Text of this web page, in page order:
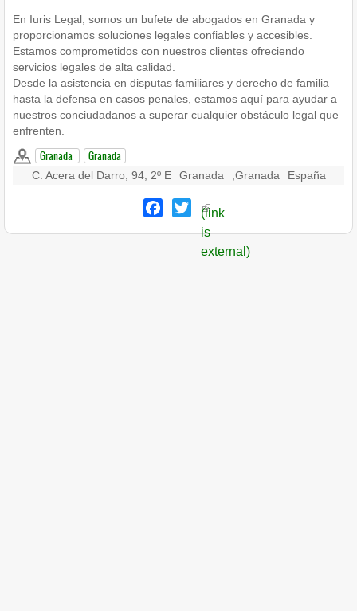
En Iuris Legal, somos un bufete de abogados en Granada y
proporcionamos soluciones legales confiables y accesibles.
Estamos comprometidos con nuestros clientes ofreciendo
servicios legales de alta calidad.
Desde la asistencia en disputas familiares y derecho de familia
hasta la defensa en casos penales, estamos aquí para ayudar a
nuestros conciudadanos a superar cualquier obstáculo legal que
enfrenten.
Granada Granada
C. Acera del Darro, 94, 2º E Granada Granada España
Facebook
Twitter
(link
is
external)